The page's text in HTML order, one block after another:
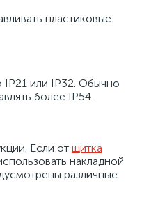
пластиковые
IP21 или IP32. Обычно
более IP54.
Если от щитка
накладной
различные